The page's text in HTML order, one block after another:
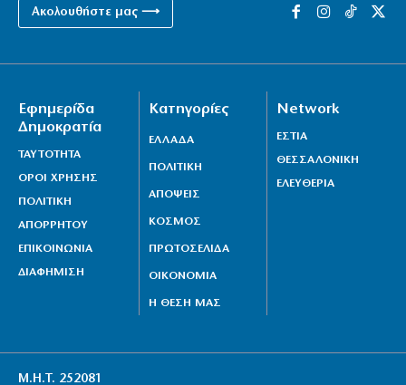
Ακολουθήστε μας ⟶
Εφημερίδα
Δημοκρατία
ΤΑΥΤΟΤΗΤΑ
ΟΡΟΙ ΧΡΗΣΗΣ
ΠΟΛΙΤΙΚΗ
ΑΠΟΡΡΗΤΟΥ
ΕΠΙΚΟΙΝΩΝΙΑ
ΔΙΑΦΗΜΙΣΗ
Κατηγορίες
ΕΛΛΑΔΑ
ΠΟΛΙΤΙΚΗ
ΑΠΟΨΕΙΣ
ΚΟΣΜΟΣ
ΠΡΩΤΟΣΕΛΙΔΑ
ΟΙΚΟΝΟΜΙΑ
Η ΘΕΣΗ ΜΑΣ
Network
ΕΣΤΙΑ
ΘΕΣΣΑΛΟΝΙΚΗ
ΕΛΕΥΘΕΡΙΑ
Μ.Η.Τ. 252081